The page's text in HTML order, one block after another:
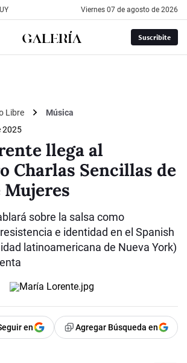
viernes 07 de agosto de 2026
Suscribite
Libre
Música
2025
llega al
Charlas Sencillas de
Mujeres
sobre la salsa como
e identidad en el Spanish
latinoamericana de Nueva York)
en Agregar Búsqueda en